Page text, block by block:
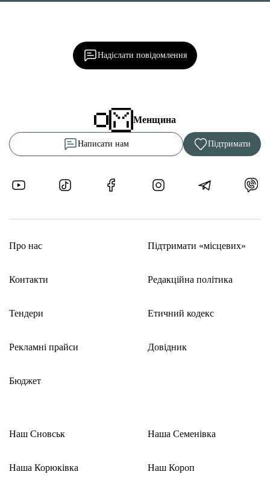
Надіслати повідомлення
Менщина
Написати нам Підтримати
Про нас
Контакти
Тендери
Рекламні прайси
Бюджет
Підтримати «місцевих»
Редакційна політика
Етичний кодекс
Довідник
Наш Сновськ
Наша Корюківка
Наша Семенівка
Наш Короп